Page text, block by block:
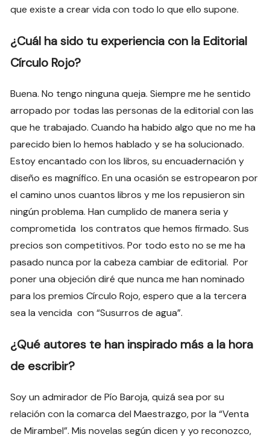
que existe a crear vida con todo lo que ello supone.
¿Cuál ha sido tu experiencia con la Editorial
Círculo Rojo?
Buena. No tengo ninguna queja. Siempre me he sentido
arropado por todas las personas de la editorial con las
que he trabajado. Cuando ha habido algo que no me ha
parecido bien lo hemos hablado y se ha solucionado.
Estoy encantado con los libros, su encuadernación y
diseño es magnífico. En una ocasión se estropearon por
el camino unos cuantos libros y me los repusieron sin
ningún problema. Han cumplido de manera seria y
comprometida los contratos que hemos firmado. Sus
precios son competitivos. Por todo esto no se me ha
pasado nunca por la cabeza cambiar de editorial. Por
poner una objeción diré que nunca me han nominado
para los premios Círculo Rojo, espero que a la tercera
sea la vencida con “Susurros de agua”.
¿Qué autores te han inspirado más a la hora
de escribir?
Soy un admirador de Pío Baroja, quizá sea por su
relación con la comarca del Maestrazgo, por la “Venta
de Mirambel”. Mis novelas según dicen y yo reconozco,